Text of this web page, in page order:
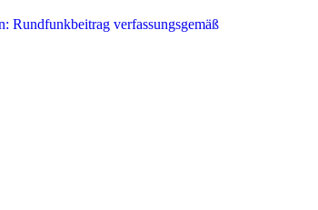
Rundfunkbeitrag verfassungsgemäß